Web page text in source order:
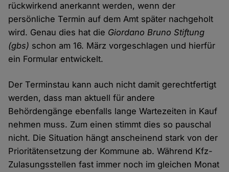
rückwirkend anerkannt werden, wenn der
persönliche Termin auf dem Amt später nachgeholt
wird. Genau dies hat die Giordano Bruno Stiftung
(gbs) schon am 16. März vorgeschlagen und hierfür
ein Formular entwickelt.
Der Terminstau kann auch nicht damit gerechtfertigt
werden, dass man aktuell für andere
Behördengänge ebenfalls lange Wartezeiten in Kauf
nehmen muss. Zum einen stimmt dies so pauschal
nicht. Die Situation hängt anscheinend stark von der
Prioritätensetzung der Kommune ab. Während Kfz-
Zulasungsstellen fast immer noch im gleichen Monat